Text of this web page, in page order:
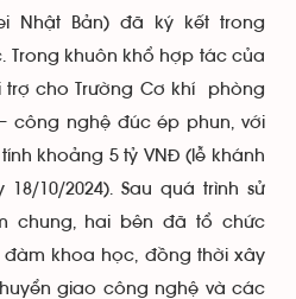
Nhật Bản) đã ký kết trong
Trong khuôn khổ hợp tác của
trợ cho Trường Cơ khí phòng
công nghệ đúc ép phun, với
khoảng 5 tỷ VNĐ (lễ khánh
10/2024). Sau quá trình sử
chung, hai bên đã tổ chức
đàm khoa học, đồng thời xây
giao công nghệ và các